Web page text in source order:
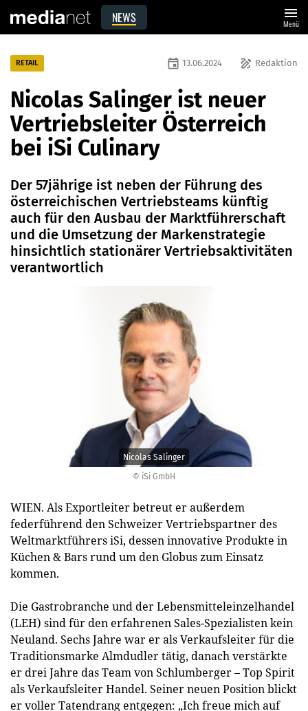
NEWS menu
Menü
© iSi GmbH
Nicolas Salinger
RETAIL draw Redaktion
event 13.06.2024
Nicolas Salinger ist neuer
Vertriebsleiter Österreich
bei iSi Culinary
Der 57jährige ist neben der Führung des
österreichischen Vertriebsteams künftig
auch für den Ausbau der Marktführerschaft
und die Umsetzung der Markenstrategie
hinsichtlich stationärer Vertriebsaktivitäten
verantwortlich
WIEN. Als Exportleiter betreut er außerdem
federführend den Schweizer Vertriebspartner des
Weltmarktführers iSi, dessen innovative Produkte in
Küchen & Bars rund um den Globus zum Einsatz
kommen.
Die Gastrobranche und der Lebensmitteleinzelhandel
(LEH) sind für den erfahrenen Sales-Spezialisten kein
Neuland. Sechs Jahre war er als Verkaufsleiter für die
Traditionsmarke Almdudler tätig, danach verstärkte
er drei Jahre das Team von Schlumberger – Top Spirit
als Verkaufsleiter Handel. Seiner neuen Position blickt
er voller Tatendrang entgegen: „Ich freue mich auf